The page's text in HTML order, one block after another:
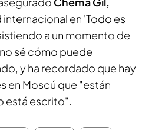
en 'Todo es
a un momento de
sé cómo puede
y ha recordado que hay
en Moscú que "están
está escrito".